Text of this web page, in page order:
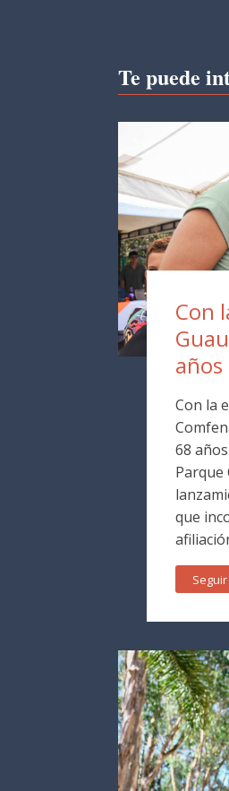
Te puede
Con
Con la
68
Parque
que